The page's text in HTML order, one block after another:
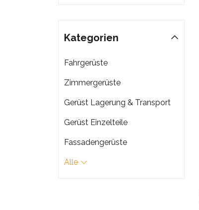
Kategorien
Fahrgerüste
Zimmergerüste
Gerüst Lagerung & Transport
Gerüst Einzelteile
Fassadengerüste
Alle